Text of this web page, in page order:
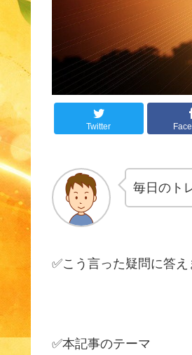
Twitter
毎日のト
✅こう言った疑問に答え
✅本記事のテーマ